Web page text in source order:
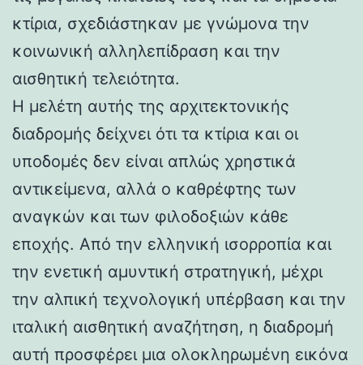
κτίρια, σχεδιάστηκαν με γνώμονα την
κοινωνική αλληλεπίδραση και την
αισθητική τελειότητα.
Η μελέτη αυτής της αρχιτεκτονικής
διαδρομής δείχνει ότι τα κτίρια και οι
υποδομές δεν είναι απλώς χρηστικά
αντικείμενα, αλλά ο καθρέφτης των
αναγκών και των φιλοδοξιών κάθε
εποχής. Από την ελληνική ισορροπία και
την ενετική αμυντική στρατηγική, μέχρι
την αλπική τεχνολογική υπέρβαση και την
ιταλική αισθητική αναζήτηση, η διαδρομή
αυτή προσφέρει μια ολοκληρωμένη εικόνα